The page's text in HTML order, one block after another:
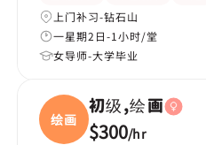
上门补习-钻石山
一星期2日-1小时/堂
女导师-大学毕业
绘画
初级,绘画
$300/hr